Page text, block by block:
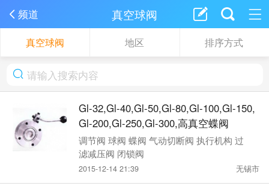
频道 真空球阀
真空球阀 地区 排序方式
Gl-32,Gl-40,Gl-50,Gl-80,Gl-100,Gl-150,
Gl-200,Gl-250,Gl-300,高真空蝶阀
调节阀 球阀 蝶阀 气动切断阀 执行机构 过
滤减压阀 闭锁阀
2015-12-14 21:39 无锡市